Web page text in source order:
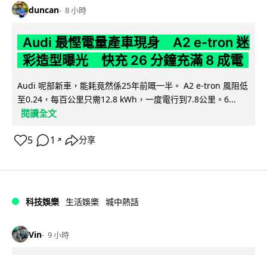
duncan 8 小時
Audi 最慳電量產車現身 A2 e-tron 迷
彩造型曝光 快充 26 分鐘充滿 8 成電
Audi 呢部新車，能耗竟然係25年前嘅一半。 A2 e-tron 風阻低
至0.24，每百公里只需12.8 kWh，一度電行到7.8公里。6...
閱讀全文
5 1 ↗ 分享
科技娛樂 生活娛樂 城中熱話
Vin 9 小時